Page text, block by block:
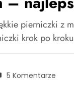
krok
pierniczki z
krok po
5 Komentarze